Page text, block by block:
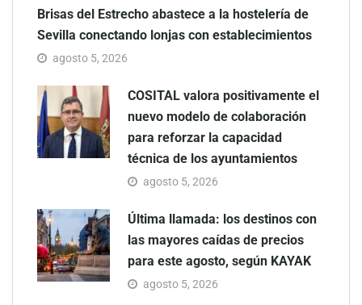
Brisas del Estrecho abastece a la hostelería de
Sevilla conectando lonjas con establecimientos
agosto 5, 2026
COSITAL valora positivamente el
nuevo modelo de colaboración
para reforzar la capacidad
técnica de los ayuntamientos
agosto 5, 2026
Última llamada: los destinos con
las mayores caídas de precios
para este agosto, según KAYAK
agosto 5, 2026